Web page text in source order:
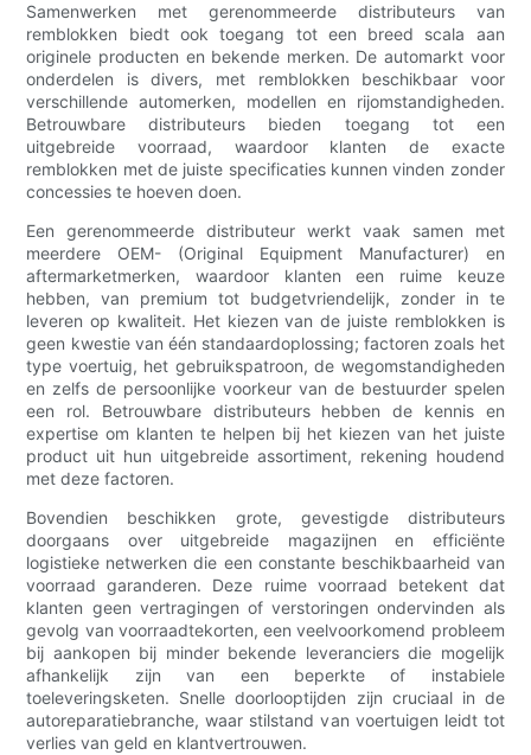
Samenwerken met gerenommeerde distributeurs van
remblokken biedt ook toegang tot een breed scala aan
originele producten en bekende merken. De automarkt voor
onderdelen is divers, met remblokken beschikbaar voor
verschillende automerken, modellen en rijomstandigheden.
Betrouwbare distributeurs bieden toegang tot een
uitgebreide voorraad, waardoor klanten de exacte
remblokken met de juiste specificaties kunnen vinden zonder
concessies te hoeven doen.
Een gerenommeerde distributeur werkt vaak samen met
meerdere OEM- (Original Equipment Manufacturer) en
aftermarketmerken, waardoor klanten een ruime keuze
hebben, van premium tot budgetvriendelijk, zonder in te
leveren op kwaliteit. Het kiezen van de juiste remblokken is
geen kwestie van één standaardoplossing; factoren zoals het
type voertuig, het gebruikspatroon, de wegomstandigheden
en zelfs de persoonlijke voorkeur van de bestuurder spelen
een rol. Betrouwbare distributeurs hebben de kennis en
expertise om klanten te helpen bij het kiezen van het juiste
product uit hun uitgebreide assortiment, rekening houdend
met deze factoren.
Bovendien beschikken grote, gevestigde distributeurs
doorgaans over uitgebreide magazijnen en efficiënte
logistieke netwerken die een constante beschikbaarheid van
voorraad garanderen. Deze ruime voorraad betekent dat
klanten geen vertragingen of verstoringen ondervinden als
gevolg van voorraadtekorten, een veelvoorkomend probleem
bij aankopen bij minder bekende leveranciers die mogelijk
afhankelijk zijn van een beperkte of instabiele
toeleveringsketen. Snelle doorlooptijden zijn cruciaal in de
autoreparatiebranche, waar stilstand van voertuigen leidt tot
verlies van geld en klantvertrouwen.